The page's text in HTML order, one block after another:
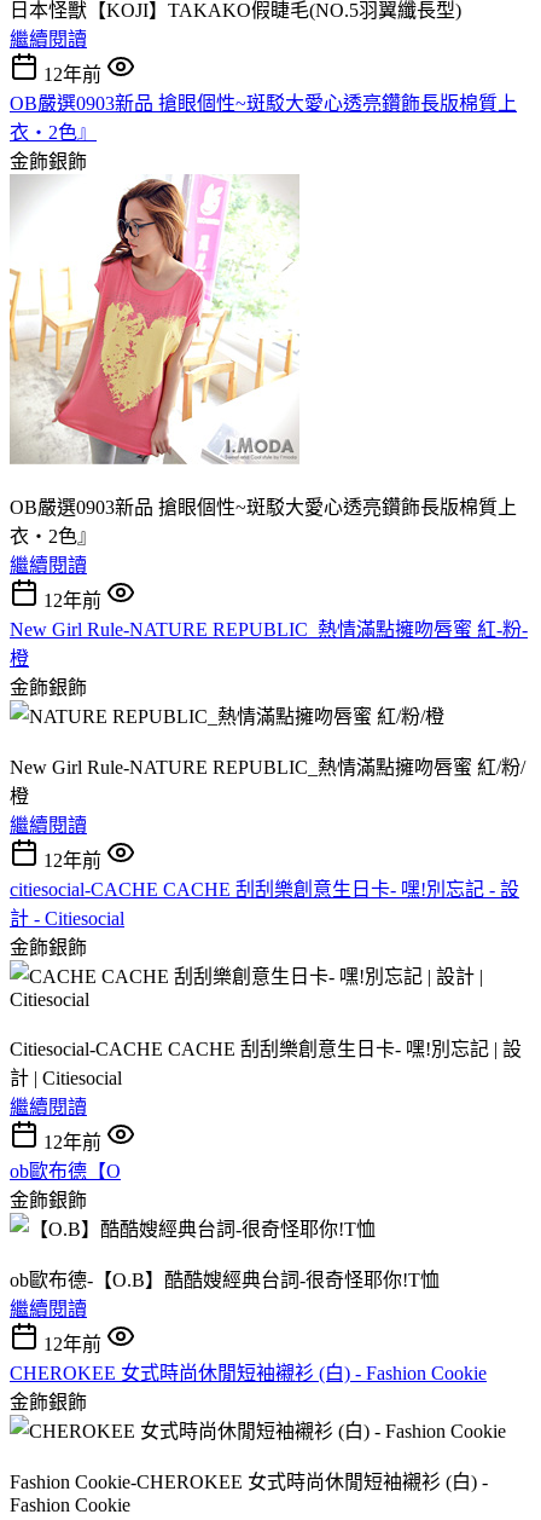
日本怪獸【KOJI】TAKAKO假睫毛(NO.5羽翼纖長型)
繼續閱讀
12年前
OB嚴選0903新品 搶眼個性~斑駁大愛心透亮鑽飾長版棉質上
衣‧2色』
金飾銀飾
OB嚴選0903新品 搶眼個性~斑駁大愛心透亮鑽飾長版棉質上
衣‧2色』
繼續閱讀
12年前
New Girl Rule-NATURE REPUBLIC_熱情滿點擁吻唇蜜 紅-粉-
橙
金飾銀飾
New Girl Rule-NATURE REPUBLIC_熱情滿點擁吻唇蜜 紅/粉/
橙
繼續閱讀
12年前
citiesocial-CACHE CACHE 刮刮樂創意生日卡- 嘿!別忘記 - 設
計 - Citiesocial
金飾銀飾
Citiesocial-CACHE CACHE 刮刮樂創意生日卡- 嘿!別忘記 | 設
計 | Citiesocial
繼續閱讀
12年前
ob歐布德【O
金飾銀飾
ob歐布德-【O.B】酷酷嫂經典台詞-很奇怪耶你!T恤
繼續閱讀
12年前
CHEROKEE 女式時尚休閒短袖襯衫 (白) - Fashion Cookie
金飾銀飾
Fashion Cookie-CHEROKEE 女式時尚休閒短袖襯衫 (白) -
Fashion Cookie